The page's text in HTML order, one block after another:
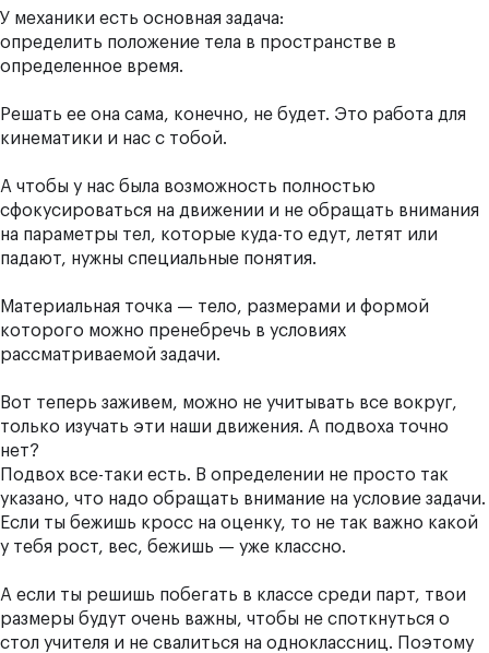
У механики есть основная задача:
определить положение тела в пространстве в
определенное время.
Решать ее она сама, конечно, не будет. Это работа для
кинематики и нас с тобой.
А чтобы у нас была возможность полностью
сфокусироваться на движении и не обращать внимания
на параметры тел, которые куда-то едут, летят или
падают, нужны специальные понятия.
Материальная точка — тело, размерами и формой
которого можно пренебречь в условиях
рассматриваемой задачи.
Вот теперь заживем, можно не учитывать все вокруг,
только изучать эти наши движения. А подвоха точно
нет?
Подвох все-таки есть. В определении не просто так
указано, что надо обращать внимание на условие задачи.
Если ты бежишь кросс на оценку, то не так важно какой
у тебя рост, вес, бежишь — уже классно.
А если ты решишь побегать в классе среди парт, твои
размеры будут очень важны, чтобы не споткнуться о
стол учителя и не свалиться на одноклассниц. Поэтому